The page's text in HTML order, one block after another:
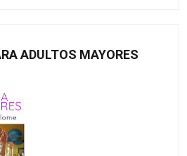
ADULTOS MAYORES